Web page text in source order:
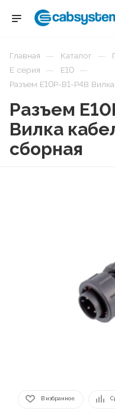
Главная — Каталог —
E серия — E10 —
Разъем E10P-B1-P4B
Разъем
Вилка
сборная
В избранное